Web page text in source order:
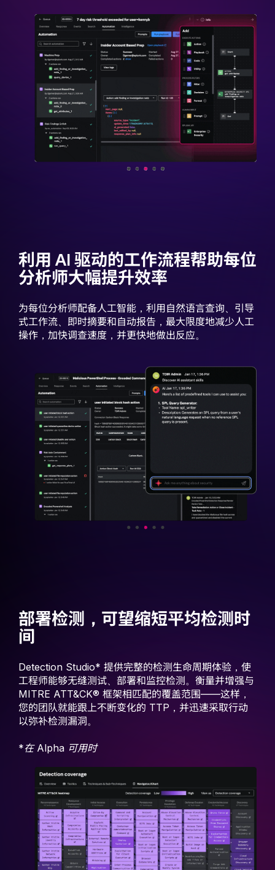
利用 AI 驱动的工作流程帮助每位
分析师大幅提升效率
为每位分析师配备人工智能，利用自然语言查询、引导
式工作流、即时摘要和自动报告，最大限度地减少人工
操作，加快调查速度，并更快地做出反应。
部署检测，可望缩短平均检测时
间
Detection Studio* 提供完整的检测生命周期体验，使
工程师能够无缝测试、部署和监控检测。衡量并增强与
MITRE ATT&CK® 框架相匹配的覆盖范围——这样，
您的团队就能跟上不断变化的 TTP，并迅速采取行动
以弥补检测漏洞。
*在 Alpha 可用时